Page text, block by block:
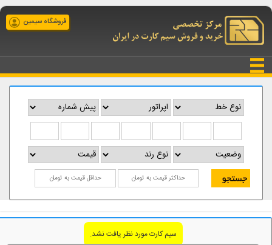
فروشگاه سیمین
سیم کارت مورد نظر یافت نشد.